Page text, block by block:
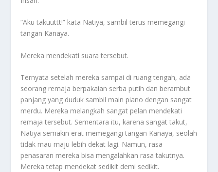
“Aku takuuttt!” kata Natiya, sambil terus memegangi
tangan Kanaya.
Mereka mendekati suara tersebut.
Ternyata setelah mereka sampai di ruang tengah, ada
seorang remaja berpakaian serba putih dan berambut
panjang yang duduk sambil main piano dengan sangat
merdu. Mereka melangkah sangat pelan mendekati
remaja tersebut. Sementara itu, karena sangat takut,
Natiya semakin erat memegangi tangan Kanaya, seolah
tidak mau maju lebih dekat lagi. Namun, rasa
penasaran mereka bisa mengalahkan rasa takutnya.
Mereka tetap mendekat sedikit demi sedikit.